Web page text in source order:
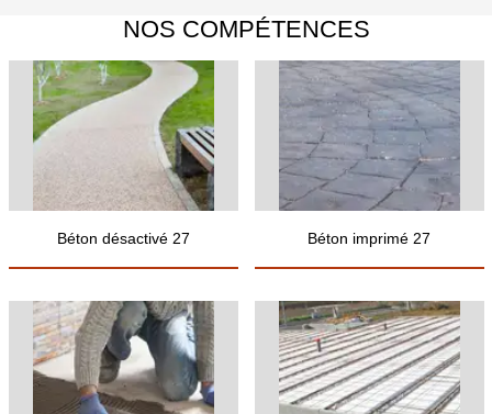
NOS COMPÉTENCES
Béton désactivé 27 Béton imprimé 27